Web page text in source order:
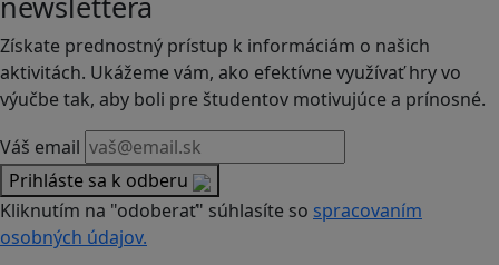
Získate prednostný prístup k informáciám o našich
aktivitách. Ukážeme vám, ako efektívne využívať hry vo
výučbe tak, aby boli pre študentov motivujúce a prínosné.
Váš email
Prihláste sa k odberu
Kliknutím na "odoberať" súhlasíte so spracovaním
osobných údajov.